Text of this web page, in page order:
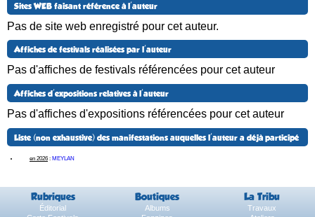
Sites WEB faisant référence à l'auteur
Pas de site web enregistré pour cet auteur.
Affiches de festivals réalisées par l'auteur
Pas d'affiches de festivals référencées pour cet auteur
Affiches d'expositions relatives à l'auteur
Pas d'affiches d'expositions référencées pour cet auteur
Liste (non exhaustive) des manifestations auquelles l'auteur a déjà participé
en 2026 : MEYLAN
Rubriques Boutiques La Tribu
Éditorial Albums
Travaux